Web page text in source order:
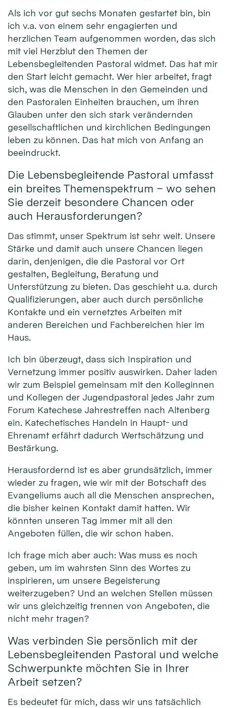
Als ich vor gut sechs Monaten gestartet bin, bin
ich v.a. von einem sehr engagierten und
herzlichen Team aufgenommen worden, das sich
mit viel Herzblut den Themen der
Lebensbegleitenden Pastoral widmet. Das hat mir
den Start leicht gemacht. Wer hier arbeitet, fragt
sich, was die Menschen in den Gemeinden und
den Pastoralen Einheiten brauchen, um ihren
Glauben unter den sich stark verändernden
gesellschaftlichen und kirchlichen Bedingungen
leben zu können. Das hat mich von Anfang an
beeindruckt.
Die Lebensbegleitende Pastoral umfasst
ein breites Themenspektrum – wo sehen
Sie derzeit besondere Chancen oder
auch Herausforderungen?
Das stimmt, unser Spektrum ist sehr weit. Unsere
Stärke und damit auch unsere Chancen liegen
darin, denjenigen, die die Pastoral vor Ort
gestalten, Begleitung, Beratung und
Unterstützung zu bieten. Das geschieht u.a. durch
Qualifizierungen, aber auch durch persönliche
Kontakte und ein vernetztes Arbeiten mit
anderen Bereichen und Fachbereichen hier im
Haus.
Ich bin überzeugt, dass sich Inspiration und
Vernetzung immer positiv auswirken. Daher laden
wir zum Beispiel gemeinsam mit den Kolleginnen
und Kollegen der Jugendpastoral jedes Jahr zum
Forum Katechese Jahrestreffen nach Altenberg
ein. Katechetisches Handeln in Haupt- und
Ehrenamt erfährt dadurch Wertschätzung und
Bestärkung.
Herausfordernd ist es aber grundsätzlich, immer
wieder zu fragen, wie wir mit der Botschaft des
Evangeliums auch all die Menschen ansprechen,
die bisher keinen Kontakt damit hatten. Wir
könnten unseren Tag immer mit all den
Angeboten füllen, die wir schon haben.
Ich frage mich aber auch: Was muss es noch
geben, um im wahrsten Sinn des Wortes zu
inspirieren, um unsere Begeisterung
weiterzugeben? Und an welchen Stellen müssen
wir uns gleichzeitig trennen von Angeboten, die
nicht mehr tragen?
Was verbinden Sie persönlich mit der
Lebensbegleitenden Pastoral und welche
Schwerpunkte möchten Sie in Ihrer
Arbeit setzen?
Es bedeutet für mich, dass wir uns tatsächlich